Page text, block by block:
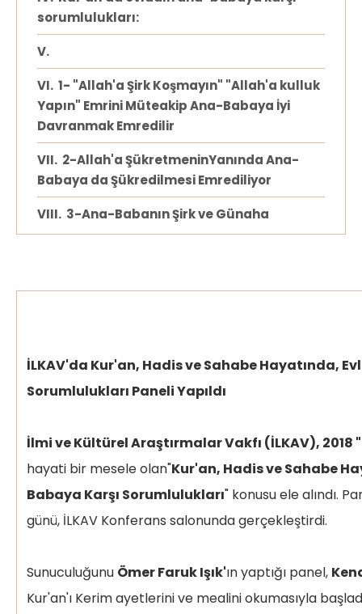
sorumlulukları:
1- "Allah'a Şirk Koşmayın" "Allah'a kulluk
Yapın" Emrini Müteakip Ana-Babaya İyi
Davranmak Emredilir
2-Allah'a ŞükretmeninYanında Ana-
Babaya da Şükredilmesi Emrediliyor
3-Ana-Babanın Şirk ve Günaha
Çağırmaları Dışındaki Meşru İstek ve
4-Evladın Yanına Sığınmış Yaşlı Ana-
sorumluluklarını hatırlatan ayetlerden
çıkan bir özet verecek olursak:
1-
müteakiben emredilen en büyük
sorumluluk ana-babaya iyi davranmak,
– Yukarıda Zikredilen Ana-Babaya Karşı
Hadis-i Şeriflerde Evlâtların Ana-
İLKAV'da Kur'an, Hadis ve Sahabe Hayatında,
Sorumlulukları Paneli Yapıldı
İlmi ve Kültürel Araştırmalar Vakfı (İLKAV), 2018
hayati bir mesele olan"Kur'an, Hadis ve Sahabe
Babaya Karşı Sorumlulukları" konusu ele alındı.
günü, İLKAV Konferans salonunda gerçekleştirdi.
Sunuculuğunu Ömer Faruk Işık'ın yaptığı panel,
Kur'an'ı Kerim ayetlerini ve mealini okumasıyla